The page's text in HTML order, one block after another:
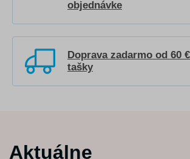
objednávke
Doprava zadarmo od 60
tašky
Aktuálne